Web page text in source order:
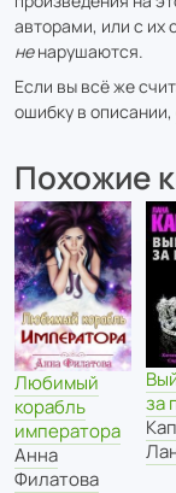
авторами, или с их
ненарушаются.
Если вы всё же
ошибку в описании,
Похожие
Любимый
корабль
императора
Анна
Филатова
за